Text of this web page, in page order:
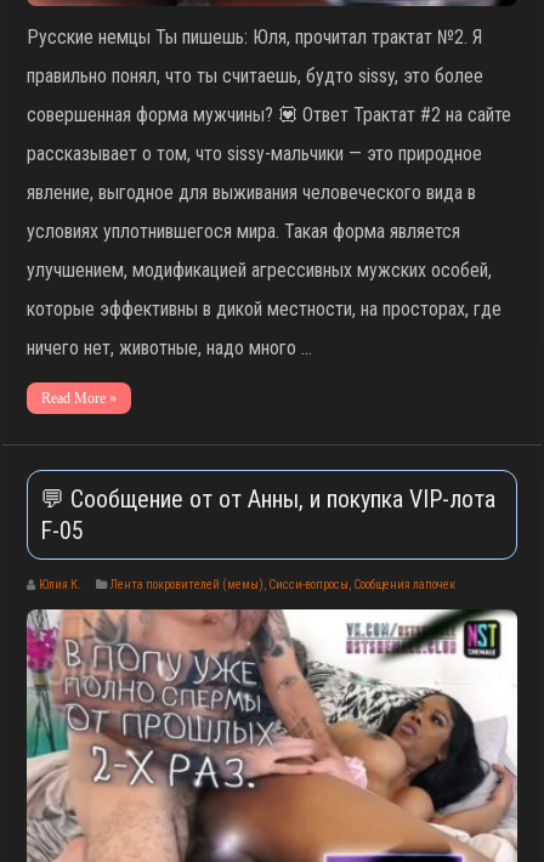
Русские немцы Ты пишешь: Юля, прочитал трактат №2. Я
правильно понял, что ты считаешь, будто sissy, это более
совершенная форма мужчины? 💟 Ответ Трактат #2 на сайте
рассказывает о том, что sissy-мальчики — это природное
явление, выгодное для выживания человеческого вида в
условиях уплотнившегося мира. Такая форма является
улучшением, модификацией агрессивных мужских особей,
которые эффективны в дикой местности, на просторах, где
ничего нет, животные, надо много …
Read More »
💬 Сообщение от от Анны, и покупка VIP-лота
F-05
Юлия К. Лента покровителей (мемы) Сисси-вопросы Сообщения лапочек